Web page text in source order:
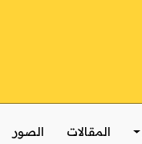
المقالات الصور